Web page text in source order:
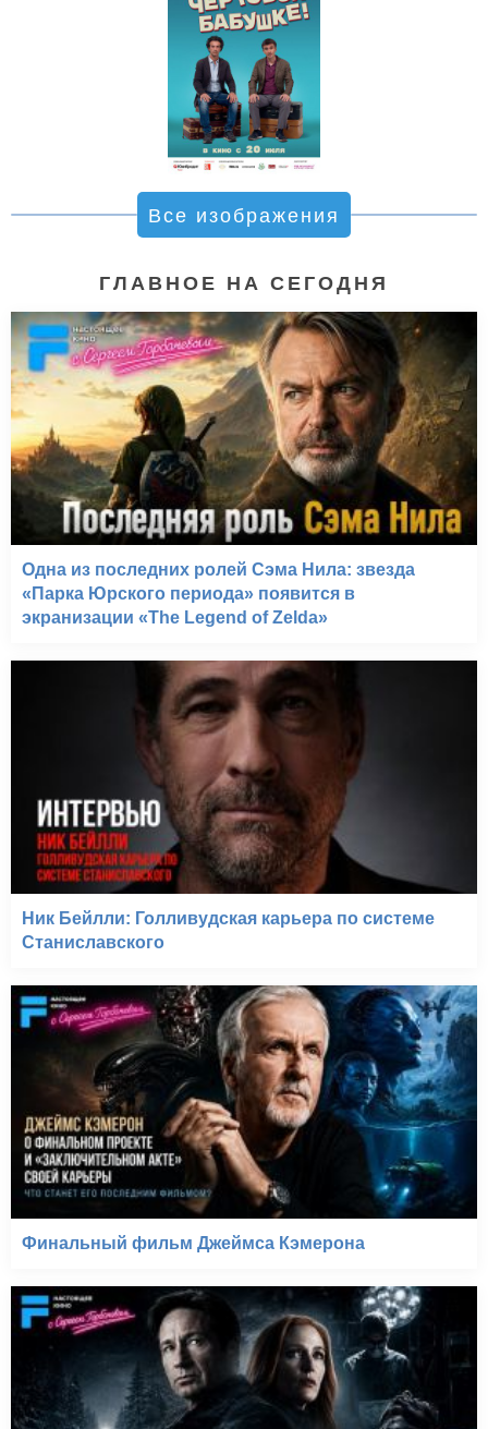
Все изображения
ГЛАВНОЕ НА СЕГОДНЯ
Одна из последних ролей Сэма Нила: звезда
«Парка Юрского периода» появится в
экранизации «The Legend of Zelda»
Ник Бейлли: Голливудская карьера по системе
Станиславского
Финальный фильм Джеймса Кэмерона